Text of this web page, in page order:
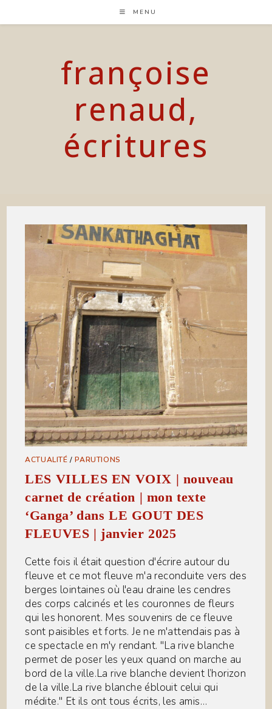
content
MENU
françoise
renaud,
écritures
ACTUALITÉ /PARUTIONS
LES VILLES EN VOIX | nouveau
carnet de création | mon texte
‘Ganga’ dans LE GOUT DES
FLEUVES | janvier 2025
Cette fois il était question d'écrire autour du
fleuve et ce mot fleuve m'a reconduite vers des
berges lointaines où l'eau draine les cendres
des corps calcinés et les couronnes de fleurs
qui les honorent. Mes souvenirs de ce fleuve
sont paisibles et forts. Je ne m'attendais pas à
ce spectacle en m'y rendant. "La rive blanche
permet de poser les yeux quand on marche au
bord de la ville.La rive blanche devient l’horizon
de la ville.La rive blanche éblouit celui qui
médite." Et ils ont tous écrits, les amis…